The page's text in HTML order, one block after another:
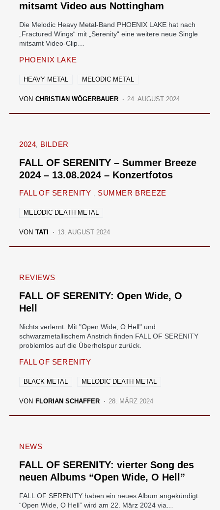
mitsamt Video aus Nottingham
Die Melodic Heavy Metal-Band PHOENIX LAKE hat nach
„Fractured Wings“ mit „Serenity“ eine weitere neue Single
mitsamt Video-Clip…
PHOENIX LAKE
HEAVY METAL MELODIC METAL
VON CHRISTIAN WÖGERBAUER 24. AUGUST 2024
2024 BILDER
FALL OF SERENITY – Summer Breeze
2024 – 13.08.2024 – Konzertfotos
FALL OF SERENITY SUMMER BREEZE
MELODIC DEATH METAL
VON TATI 13. AUGUST 2024
REVIEWS
FALL OF SERENITY: Open Wide, O
Hell
Nichts verlernt: Mit "Open Wide, O Hell" und
schwarzmetallischem Anstrich finden FALL OF SERENITY
problemlos auf die Überholspur zurück.
FALL OF SERENITY
BLACK METAL MELODIC DEATH METAL
VON FLORIAN SCHAFFER 28. MÄRZ 2024
NEWS
FALL OF SERENITY: vierter Song des
neuen Albums “Open Wide, O Hell”
FALL OF SERENITY haben ein neues Album angekündigt:
“Open Wide, O Hell” wird am 22. März 2024 via…